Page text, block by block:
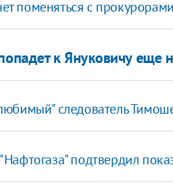
поменяться с
к Януковичу еще
следователь
подтвердил